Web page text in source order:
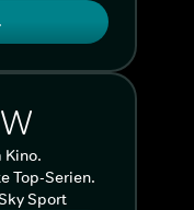
Kino.
Top-Serien.
Sport